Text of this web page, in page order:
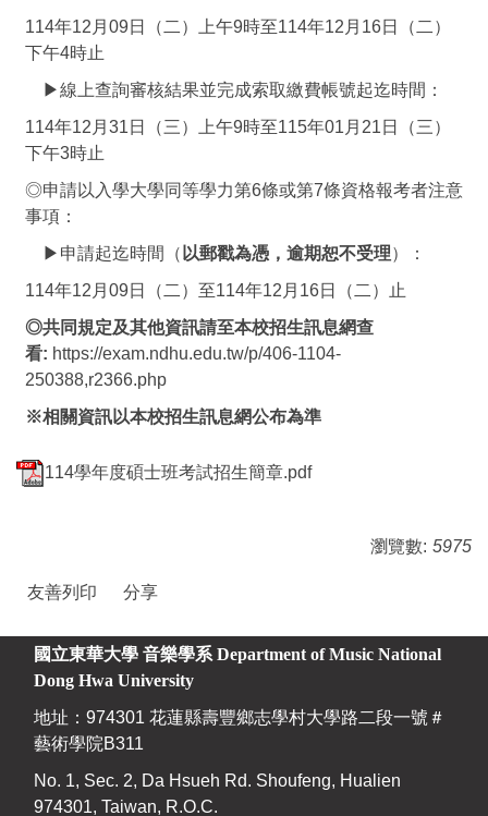
114年12月09日（二）上午9時至114年12月16日（二）
下午4時止
▶線上查詢審核結果並完成索取繳費帳號起迄時間：
114年12月31日（三）上午9時至115年01月21日（三）
下午3時止
◎申請以入學大學同等學力第6條或第7條資格報考者注意
事項：
▶申請起迄時間（ 以郵戳為憑，逾期恕不受理）：
114年12月09日（二）至114年12月16日（二）止
◎共同規定及其他資訊請至本校招生訊息網查
看: https://exam.ndhu.edu.tw/p/406-1104-
250388,r2366.php
※相關資訊以本校招生訊息網公布為準
114學年度碩士班考試招生簡章.pdf
瀏覽數: 5975
友善列印 分享
國立東華大學 音樂學系 Department of Music National
Dong Hwa University
地址：974301 花蓮縣壽豐鄉志學村大學路二段一號＃
藝術學院B311
No. 1, Sec. 2, Da Hsueh Rd. Shoufeng, Hualien
974301, Taiwan, R.O.C.